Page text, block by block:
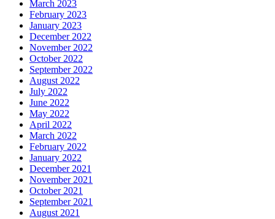
March 2023
February 2023
January 2023
December 2022
November 2022
October 2022
September 2022
August 2022
July 2022
June 2022
May 2022
April 2022
March 2022
February 2022
January 2022
December 2021
November 2021
October 2021
September 2021
August 2021